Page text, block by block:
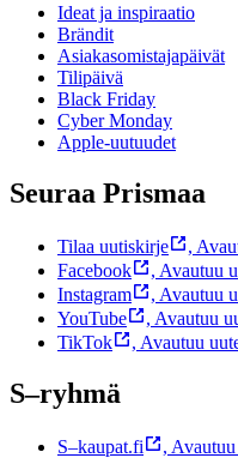
Ideat ja inspiraatio
Brändit
Asiakasomistajapäivät
Tilipäivä
Black Friday
Cyber Monday
Apple-uutuudet
Seuraa Prismaa
Tilaa uutiskirje ,
Facebook
, Avautuu
Instagram
, Avautuu
YouTube
, Avautuu
TikTok
, Avautuu
S–ryhmä
S–kaupat.fi ,